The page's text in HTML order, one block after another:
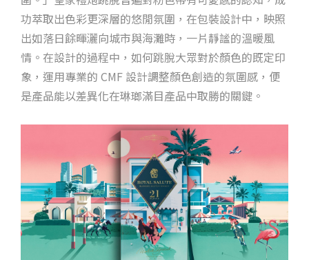
功萃取出色彩更深層的悠閒氛圍，在包裝設計中，映照
出如落日餘暉灑向城市與海灘時，一片靜謐的溫暖風
情。在設計的過程中，如何跳脫大眾對於顏色的既定印
象，運用專業的 CMF 設計調整顏色創造的氛圍感，便
是產品能以差異化在琳瑯滿目產品中取勝的關鍵。